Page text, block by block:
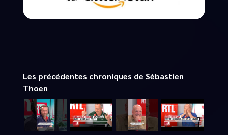
Les précédentes chroniques de Sébastien
Thoen